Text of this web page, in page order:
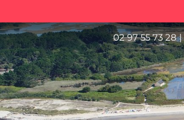
02 97 55 73 28|